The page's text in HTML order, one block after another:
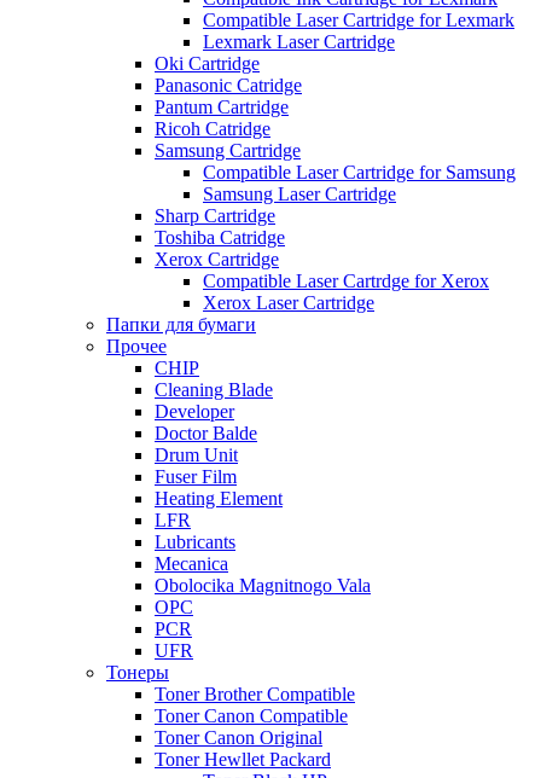
Compatible Laser Cartridge for Lexmark
Lexmark Laser Cartridge
Oki Cartridge
Panasonic Catridge
Pantum Cartridge
Ricoh Catridge
Samsung Cartridge
Compatible Laser Cartridge for Samsung
Samsung Laser Cartridge
Sharp Cartridge
Toshiba Catridge
Xerox Cartridge
Compatible Laser Cartrdge for Xerox
Xerox Laser Cartridge
Папки для бумаги
Прочее
CHIP
Cleaning Blade
Developer
Doctor Balde
Drum Unit
Fuser Film
Heating Element
LFR
Lubricants
Mecanica
Obolocika Magnitnogo Vala
OPC
PCR
UFR
Тонеры
Toner Brother Compatible
Toner Canon Compatible
Toner Canon Original
Toner Hewllet Packard